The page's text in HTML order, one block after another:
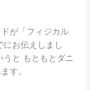
が「フィジカル
にお伝えしまし
と もともとダニ
す。